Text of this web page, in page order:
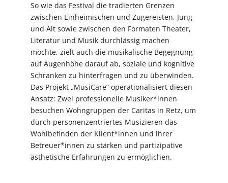
So wie das Festival die tradierten Grenzen
zwischen Einheimischen und Zugereisten, Jung
und Alt sowie zwischen den Formaten Theater,
Literatur und Musik durchlässig machen
möchte, zielt auch die musikalische Begegnung
auf Augenhöhe darauf ab, soziale und kognitive
Schranken zu hinterfragen und zu überwinden.
Das Projekt „MusiCare“ operationalisiert diesen
Ansatz: Zwei professionelle Musiker*innen
besuchen Wohngruppen der Caritas in Retz, um
durch personenzentriertes Musizieren das
Wohlbefinden der Klient*innen und ihrer
Betreuer*innen zu stärken und partizipative
ästhetische Erfahrungen zu ermöglichen.